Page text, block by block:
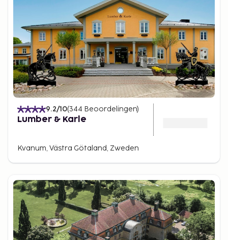
9.2/10(344 Beoordelingen)
Lumber & Karle
Kvanum, Västra Götaland, Zweden